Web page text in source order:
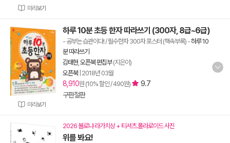
미리보기
미리보기
하루 10분 초등 한자 따라쓰기 (300자, 8급~6급)
- 공부는 습관이다! / 필수한자 300자 포스터 (책속부록) -하루 10
분 따라쓰기
김태현 오픈북 편집부(지은이)
오픈북| 2018년 03월
8,910원 (10% 할인 / 490원)
9.7
구판절판
2026 볼로냐 라가치상 + 티셔츠.폴라로이드 사진
위를 봐요!